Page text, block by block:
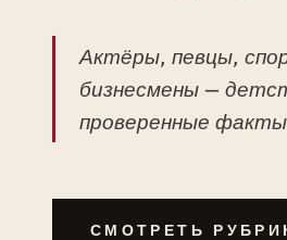
Актёры, певцы,
бизнесмены —
проверенные
СМОТРЕТЬ